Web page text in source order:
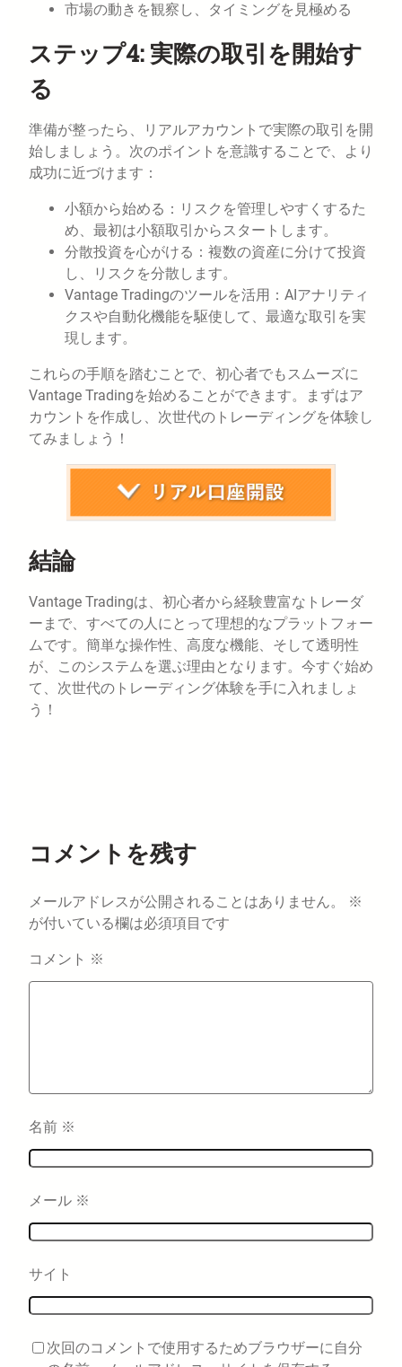
市場の動きを観察し、タイミングを見極める
ステップ4: 実際の取引を開始す
る
準備が整ったら、リアルアカウントで実際の取引を開
始しましょう。次のポイントを意識することで、より
成功に近づけます：
小額から始める：リスクを管理しやすくするた
め、最初は小額取引からスタートします。
分散投資を心がける：複数の資産に分けて投資
し、リスクを分散します。
Vantage Tradingのツールを活用：AIアナリティ
クスや自動化機能を駆使して、最適な取引を実
現します。
これらの手順を踏むことで、初心者でもスムーズに
Vantage Tradingを始めることができます。まずはア
カウントを作成し、次世代のトレーディングを体験し
てみましょう！
結論
Vantage Tradingは、初心者から経験豊富なトレーダ
ーまで、すべての人にとって理想的なプラットフォー
ムです。簡単な操作性、高度な機能、そして透明性
が、このシステムを選ぶ理由となります。今すぐ始め
て、次世代のトレーディング体験を手に入れましょ
う！
コメントを残す
メールアドレスが公開されることはありません。
※
が付いている欄は必須項目です
コメント ※
名前 ※
メール ※
サイト
次回のコメントで使用するためブラウザーに自分